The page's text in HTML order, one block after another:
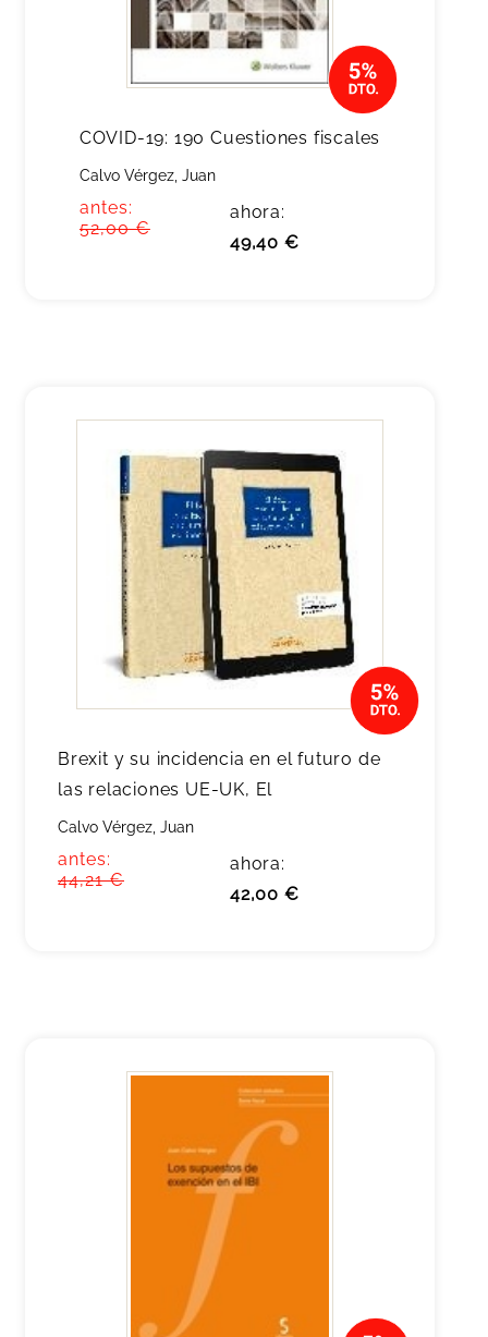
COVID-19: 190 Cuestiones fiscales
Calvo Vérgez, Juan
antes:
52,00 €
ahora:
49,40 €
Brexit y su incidencia en el futuro de
las relaciones UE-UK, El
Calvo Vérgez, Juan
antes:
44,21 €
ahora:
42,00 €